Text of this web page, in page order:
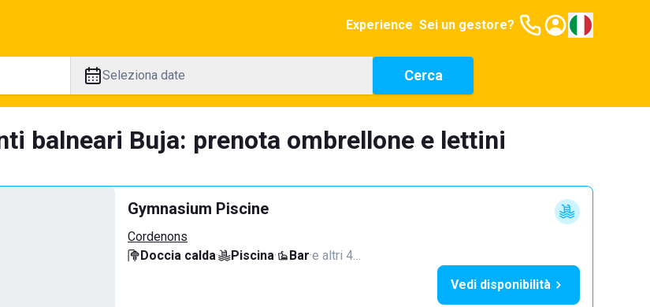
Experience Sei un gestore?
Seleziona date Cerca
balneari Buja: prenota ombrellone e lettini
Gymnasium Piscine
Cordenons
Doccia calda· Piscina· Bar·e altri 4…
Vedi disponibilità